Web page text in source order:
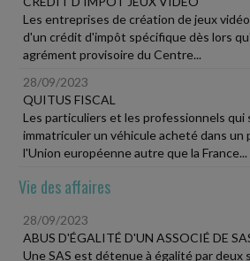
Les entreprises de création de jeux
d'un crédit d'impôt spécifique dès lors
agrément provisoire du Centre...
28/09/2023
QUITUS FISCAL
Les particuliers et les professionnels
immatriculer un véhicule acheté dans un
l'Union européenne autre que la France...
Vie des affaires
28/09/2023
ABUS D'ÉGALITÉ D'UN ASSOCIÉ DE
Une SAS est détenue à égalité par